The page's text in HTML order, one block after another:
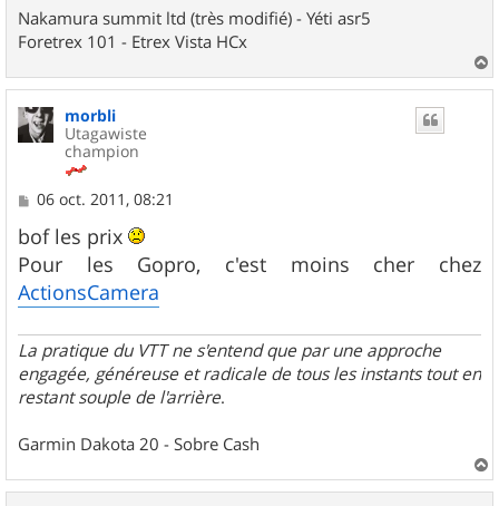
Nakamura summit ltd (très modifié) - Yéti asr5
Foretrex 101 - Etrex Vista HCx
a
u
morbli
Utagawiste
champion
M
s
s
a
g
e
06 oct. 2011, 08:21
bof les prix
Pour les Gopro, c'est moins cher chez
ActionsCamera
La pratique du VTT ne s'entend que par une approche
engagée, généreuse et radicale de tous les instants tout en
restant souple de l'arrière.
Garmin Dakota 20 - Sobre Cash
a